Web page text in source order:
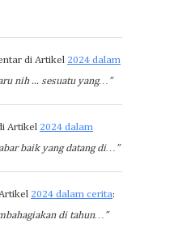
di Artikel 2024 dalam
nih ... sesuatu yang…”
Artikel 2024 dalam
baik yang datang di…”
2024 dalam cerita:
di tahun…”